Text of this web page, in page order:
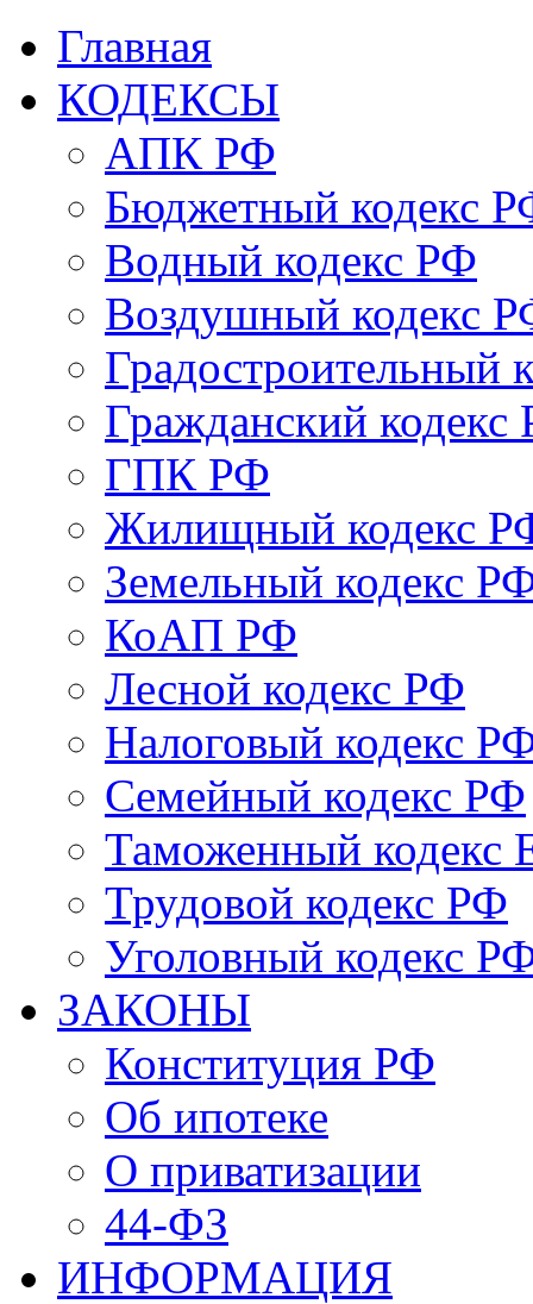
Главная
КОДЕКСЫ
АПК РФ
Бюджетный кодекс
Водный кодекс РФ
Воздушный кодекс
Градостроительный
Гражданский кодекс
ГПК РФ
Жилищный кодекс
Земельный кодекс
КоАП РФ
Лесной кодекс РФ
Налоговый кодекс
Семейный кодекс РФ
Таможенный
Трудовой кодекс РФ
Уголовный кодекс
ЗАКОНЫ
Конституция РФ
Об ипотеке
О приватизации
44-ФЗ
ИНФОРМАЦИЯ